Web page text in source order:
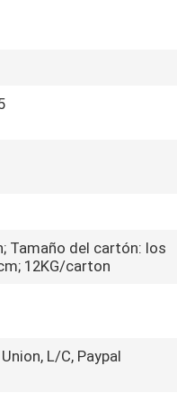
Tamaño del cartón: los
12KG/carton
L/C, Paypal